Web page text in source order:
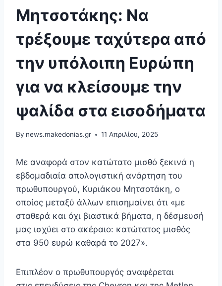
Μητσοτάκης: Να
τρέξουμε ταχύτερα από
την υπόλοιπη Ευρώπη
για να κλείσουμε την
ψαλίδα στα εισοδήματα
By news.makedonias.gr 11 Απριλίου, 2025
Με αναφορά στον κατώτατο μισθό ξεκινά η
εβδομαδιαία απολογιστική ανάρτηση του
πρωθυπουργού, Κυριάκου Μητσοτάκη, ο
οποίος μεταξύ άλλων επισημαίνει ότι «με
σταθερά και όχι βιαστικά βήματα, η δέσμευσή
μας ισχύει στο ακέραιο: κατώτατος μισθός
στα 950 ευρώ καθαρά το 2027».
Επιπλέον ο πρωθυπουργός αναφέρεται